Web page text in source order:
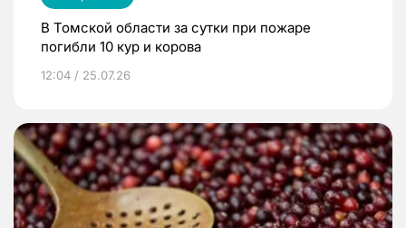
В Томской области за сутки при пожаре
погибли 10 кур и корова
12:04 / 25.07.26